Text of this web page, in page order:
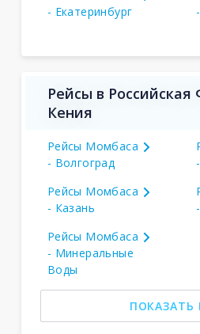
- Екатеринбург
Рейсы в
Кения
Рейсы Момбаса
- Волгоград
Рейсы Момбаса
- Казань
Рейсы Момбаса
- Минеральные
Воды
ПОКАЗАТЬ